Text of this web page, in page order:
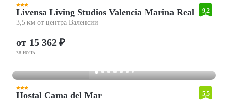
Livensa Living Studios Valencia Marina Real
3,5 км от центра Валенсии
9,2
от 15 362 ₽
за ночь
Hostal Cama del Mar 5,5